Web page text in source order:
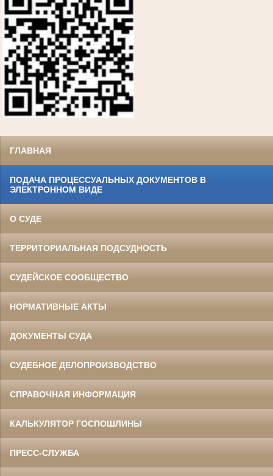
ГЛАВНАЯ
ПОДАЧА ПРОЦЕССУАЛЬНЫХ ДОКУМЕНТОВ В
ЭЛЕКТРОННОМ ВИДЕ
О СУДЕ
ТЕРРИТОРИАЛЬНАЯ ПОДСУДНОСТЬ
СУДЕЙСКОЕ СООБЩЕСТВО
НОРМАТИВНЫЕ АКТЫ
ДОКУМЕНТЫ СУДА
СУДЕБНОЕ ДЕЛОПРОИЗВОДСТВО
СПРАВОЧНАЯ ИНФОРМАЦИЯ
КАЛЬКУЛЯТОР ГОСПОШЛИНЫ
ПРЕСС-СЛУЖБА